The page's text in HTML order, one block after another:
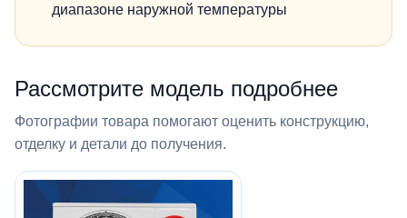
диапазоне наружной температуры
Рассмотрите модель подробнее
Фотографии товара помогают оценить конструкцию,
отделку и детали до получения.